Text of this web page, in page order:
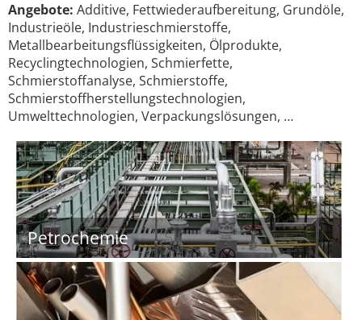
Angebote: Additive, Fettwiederaufbereitung, Grundöle,
Industrieöle, Industrieschmierstoffe,
Metallbearbeitungsflüssigkeiten, Ölprodukte,
Recyclingtechnologien, Schmierfette,
Schmierstoffanalyse, Schmierstoffe,
Schmierstoffherstellungstechnologien,
Umwelttechnologien, Verpackungslösungen, …
Petrochemie